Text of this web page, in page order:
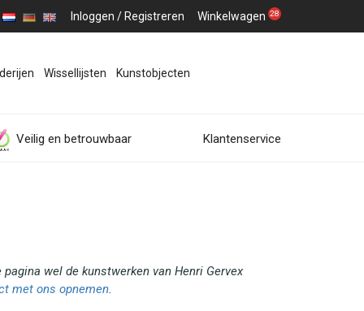
Inloggen / Registreren Winkelwagen 28
Wissellijsten Kunstobjecten
Veilig en betrouwbaar Klantenservice
wel de kunstwerken van Henri Gervex
met ons opnemen.